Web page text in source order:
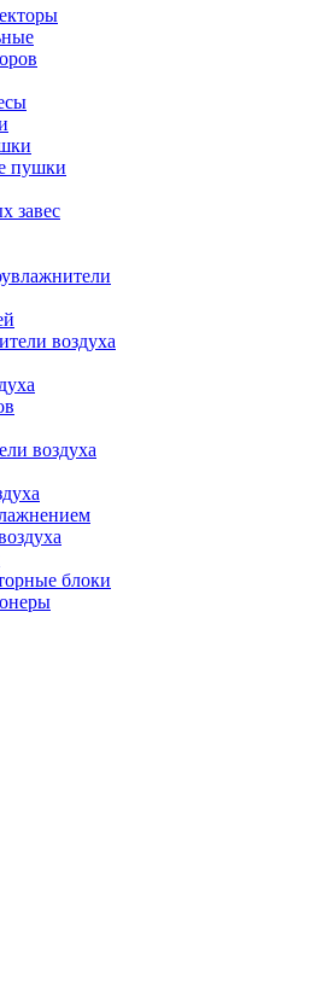
пушки
завес
воздуха
воздуха
блоки